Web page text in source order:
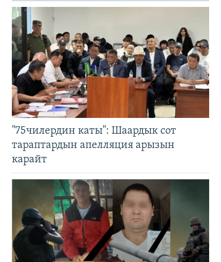
"75чилердин каты": Шаардык сот
тараптардын апелляция арызын
карайт